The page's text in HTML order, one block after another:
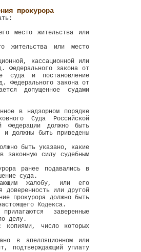
прокурора
место жительства или
жительства или место
кассационной или
Федерального закона от
суда и постановление
Федерального закона от
допущенное судами
в надзорном порядке
Суда Российской
Федерации должно быть
и должны быть приведены
быть указано, какие
законную силу судебным
ранее подавались в
суда.
жалобу, или его
доверенность или другой
прокурора должно быть
Кодекса.
заверенные
делу.
копиями, число которых
в апелляционном или
подтверждающий уплату